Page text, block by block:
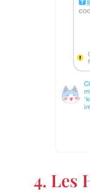
4. Les